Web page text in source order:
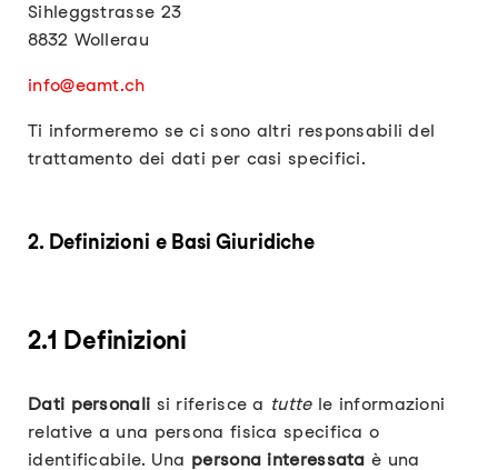
Sihleggstrasse 23
8832 Wollerau
info@eamt.ch
Ti informeremo se ci sono altri responsabili del
trattamento dei dati per casi specifici.
2. Definizioni e Basi Giuridiche
2.1 Definizioni
Dati personali si riferisce a tuttele informazioni
relative a una persona fisica specifica o
identificabile. Una persona interessata è una